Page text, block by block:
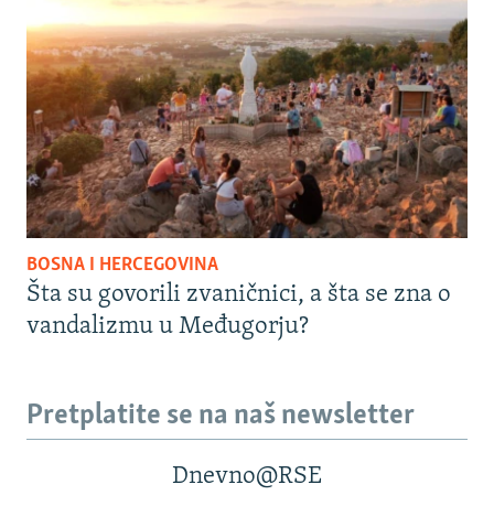
BOSNA I HERCEGOVINA
Šta su govorili zvaničnici, a šta se zna o
vandalizmu u Međugorju?
Pretplatite se na naš newsletter
Dnevno@RSE